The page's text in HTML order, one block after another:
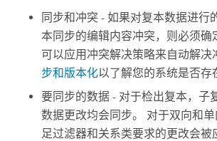
同步和冲突 - 如果对复本数据进行
本同步的编辑内容冲突，则必须确
可以应用冲突解决策略来自动解决
步和版本化以了解您的系统是否存
要同步的数据 - 对于检出复本，子
数据更改均会同步。 对于双向和
足过滤器和关系类要求的更改会被